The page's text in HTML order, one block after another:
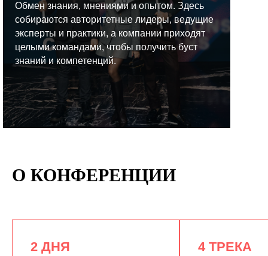
Обмен знания, мнениями и опытом. Здесь
собираются авторитетные лидеры, ведущие
эксперты и практики, а компании приходят
целыми командами, чтобы получить буст
знаний и компетенций.
О КОНФЕРЕНЦИИ
2 ДНЯ 4 ТРЕКА
КУПИТЬ ЗАПИСИ